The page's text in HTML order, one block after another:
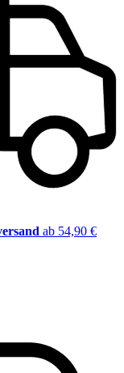
ab 54,90 €